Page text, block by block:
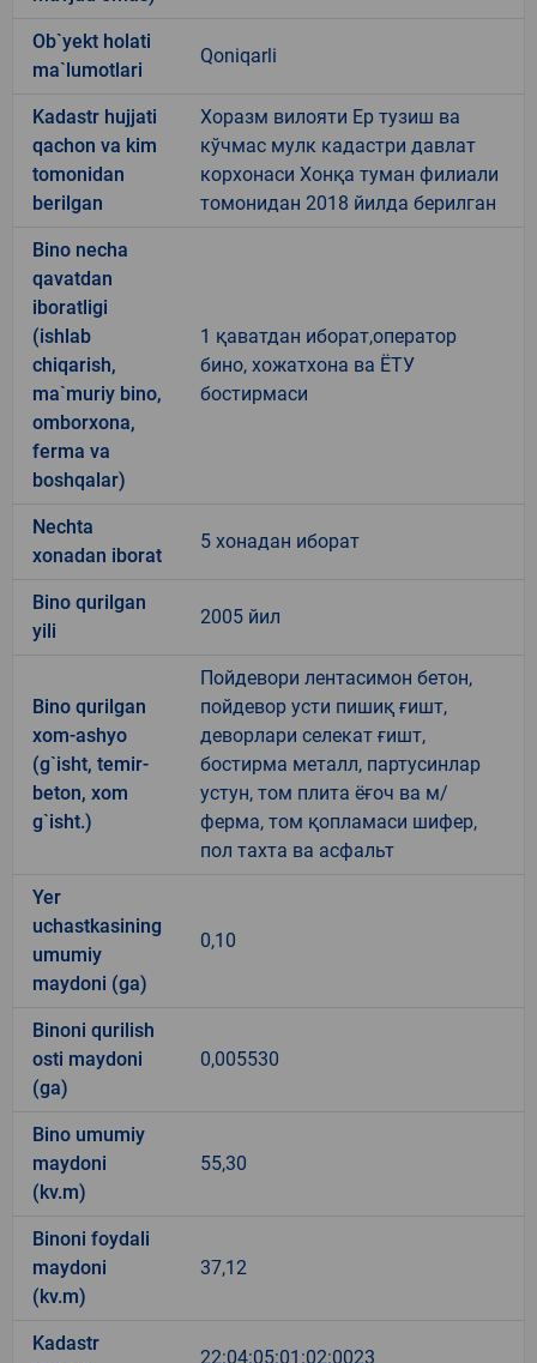
Ob`yekt holati
ma`lumotlari
Qoniqarli
Kadastr hujjati
qachon va kim
tomonidan
berilgan
Хоразм вилояти Ер тузиш ва
кўчмас мулк кадастри давлат
корхонаси Хонқа туман филиали
томонидан 2018 йилда берилган
Bino necha
qavatdan
iboratligi
(ishlab
chiqarish,
ma`muriy bino,
omborxona,
ferma va
boshqalar)
1 қаватдан иборат,оператор
бино, хожатхона ва ЁТУ
бостирмаси
Nechta
xonadan iborat
5 хонадан иборат
Bino qurilgan
yili
2005 йил
Bino qurilgan
xom-ashyo
(g`isht, temir-
beton, xom
g`isht.)
Пойдевори лентасимон бетон,
пойдевор усти пишиқ ғишт,
деворлари селекат ғишт,
бостирма металл, партусинлар
устун, том плита ёғоч ва м/
ферма, том қопламаси шифер,
пол тахта ва асфальт
Yer
uchastkasining
umumiy
maydoni (ga)
0,10
Binoni qurilish
osti maydoni
(ga)
0,005530
Bino umumiy
maydoni
(kv.m)
55,30
Binoni foydali
maydoni
(kv.m)
37,12
Kadastr
22:04:05:01:02:0023